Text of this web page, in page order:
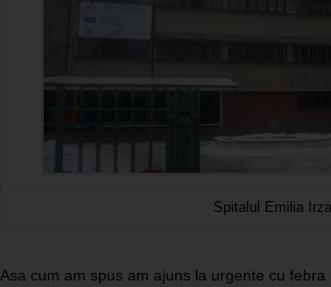
Spitalul Emilia
Asa cum am spus am ajuns la urgente cu